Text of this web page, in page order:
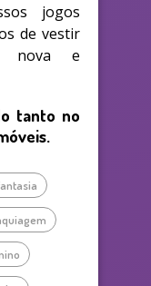
jogos
de vestir
nova e
tanto no